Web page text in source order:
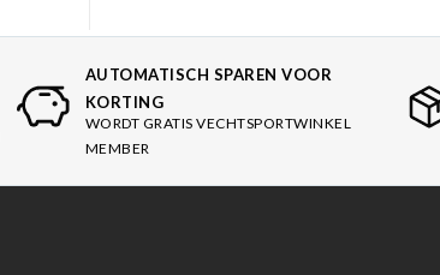
Trainingsartikelen
Bokszak
AUTOMATISCH SPAREN VOOR
KORTING
WORDT GRATIS VECHTSPORTWINKEL
MEMBER